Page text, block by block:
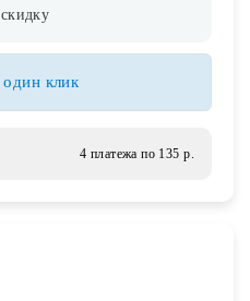
клик
4 платежа по 135 р.